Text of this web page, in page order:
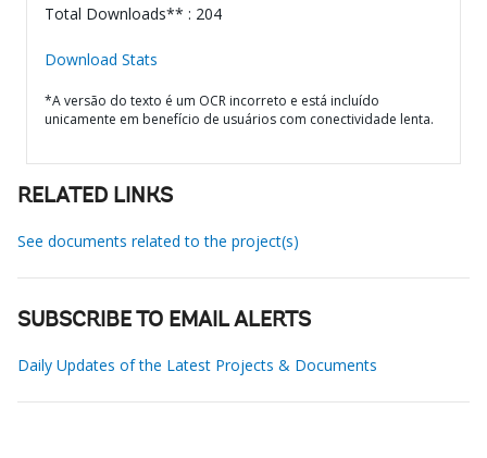
Total Downloads** : 204
Download Stats
*A versão do texto é um OCR incorreto e está incluído
unicamente em benefício de usuários com conectividade lenta.
RELATED LINKS
See documents related to the project(s)
SUBSCRIBE TO EMAIL ALERTS
Daily Updates of the Latest Projects & Documents